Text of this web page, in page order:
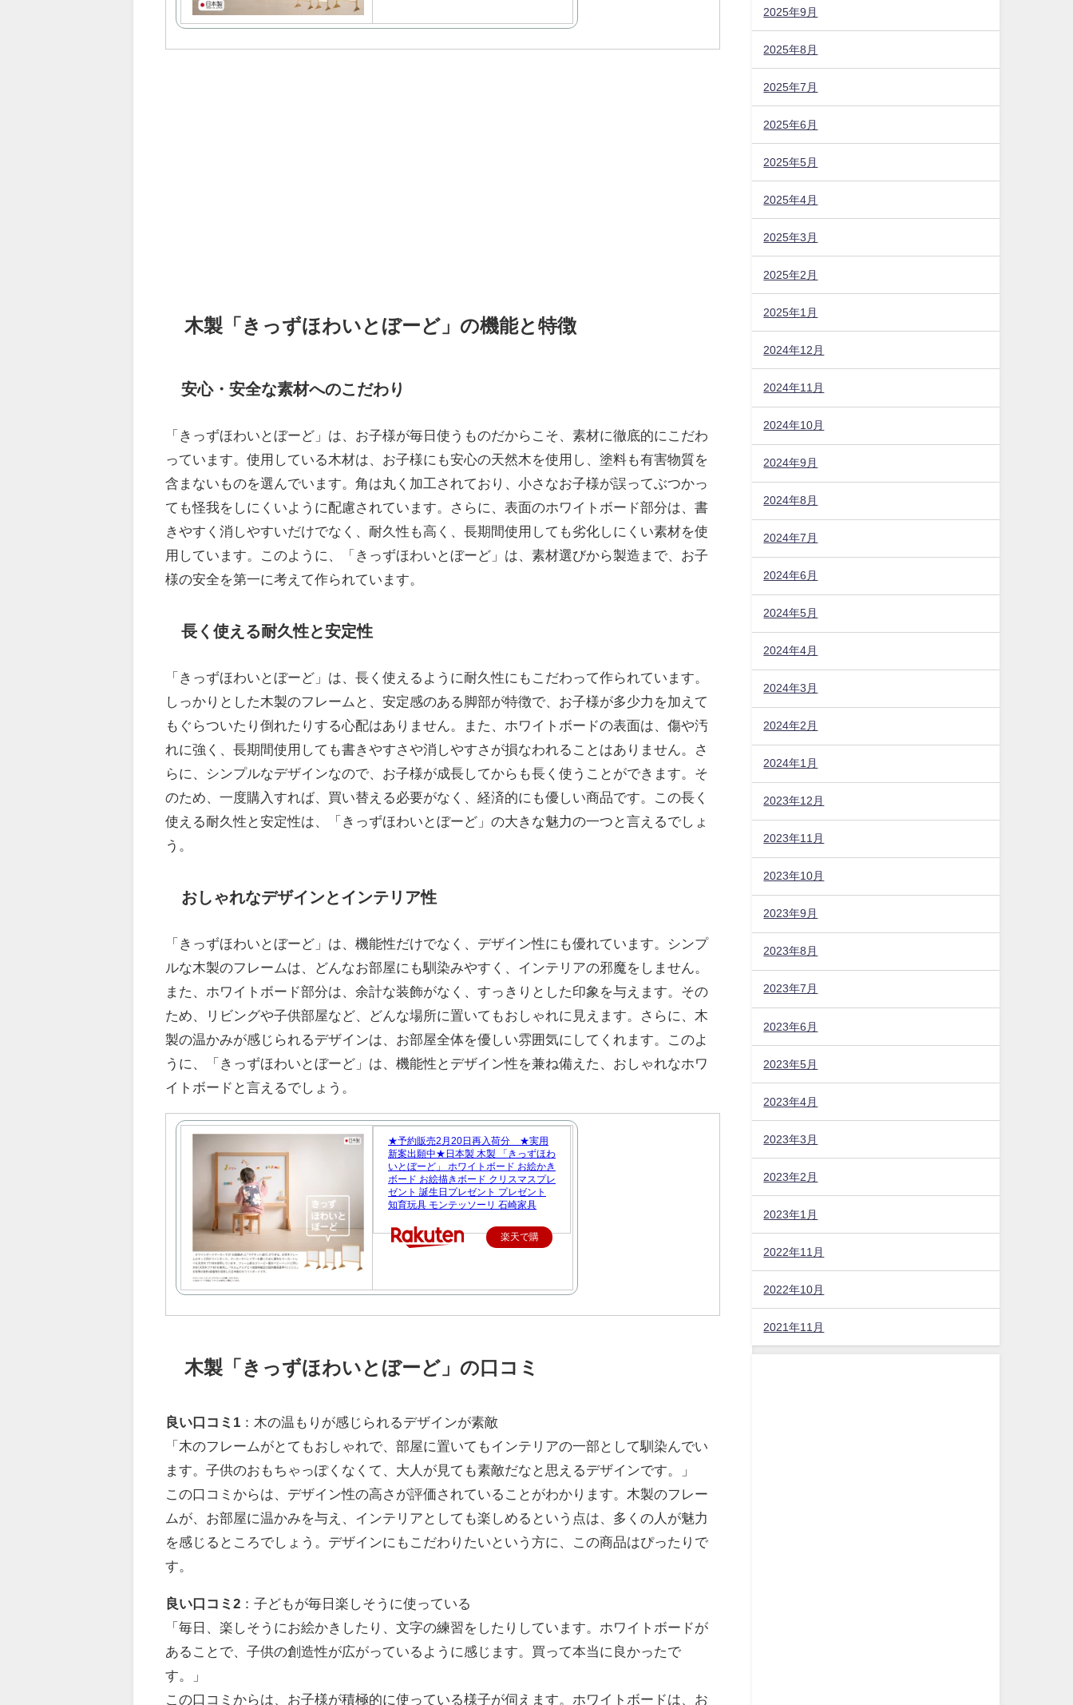
木製「きっずほわいとぼーど」の機能と特徴
安心・安全な素材へのこだわり
「きっずほわいとぼーど」は、お子様が毎日使うものだからこそ、素材に徹底的にこだわ
っています。使用している木材は、お子様にも安心の天然木を使用し、塗料も有害物質を
含まないものを選んでいます。角は丸く加工されており、小さなお子様が誤ってぶつかっ
ても怪我をしにくいように配慮されています。さらに、表面のホワイトボード部分は、書
きやすく消しやすいだけでなく、耐久性も高く、長期間使用しても劣化しにくい素材を使
用しています。このように、「きっずほわいとぼーど」は、素材選びから製造まで、お子
様の安全を第一に考えて作られています。
長く使える耐久性と安定性
「きっずほわいとぼーど」は、長く使えるように耐久性にもこだわって作られています。
しっかりとした木製のフレームと、安定感のある脚部が特徴で、お子様が多少力を加えて
もぐらついたり倒れたりする心配はありません。また、ホワイトボードの表面は、傷や汚
れに強く、長期間使用しても書きやすさや消しやすさが損なわれることはありません。さ
らに、シンプルなデザインなので、お子様が成長してからも長く使うことができます。そ
のため、一度購入すれば、買い替える必要がなく、経済的にも優しい商品です。この長く
使える耐久性と安定性は、「きっずほわいとぼーど」の大きな魅力の一つと言えるでしょ
う。
おしゃれなデザインとインテリア性
「きっずほわいとぼーど」は、機能性だけでなく、デザイン性にも優れています。シンプ
ルな木製のフレームは、どんなお部屋にも馴染みやすく、インテリアの邪魔をしません。
また、ホワイトボード部分は、余計な装飾がなく、すっきりとした印象を与えます。その
ため、リビングや子供部屋など、どんな場所に置いてもおしゃれに見えます。さらに、木
製の温かみが感じられるデザインは、お部屋全体を優しい雰囲気にしてくれます。このよ
うに、「きっずほわいとぼーど」は、機能性とデザイン性を兼ね備えた、おしゃれなホワ
イトボードと言えるでしょう。
★予約販売2月20日再入荷分 ★実用
新案出願中★日本製 木製 「きっずほわ
いとぼーど」 ホワイトボード お絵かき
ボード お絵描きボード クリスマスプレ
ゼント 誕生日プレゼント プレゼント
知育玩具 モンテッソーリ 石崎家具
楽天で購
木製「きっずほわいとぼーど」の口コミ
良い口コミ1 ：木の温もりが感じられるデザインが素敵
「木のフレームがとてもおしゃれで、部屋に置いてもインテリアの一部として馴染んでい
ます。子供のおもちゃっぽくなくて、大人が見ても素敵だなと思えるデザインです。」
この口コミからは、デザイン性の高さが評価されていることがわかります。木製のフレー
ムが、お部屋に温かみを与え、インテリアとしても楽しめるという点は、多くの人が魅力
を感じるところでしょう。デザインにもこだわりたいという方に、この商品はぴったりで
す。
良い口コミ2 ：子どもが毎日楽しそうに使っている
「毎日、楽しそうにお絵かきしたり、文字の練習をしたりしています。ホワイトボードが
あることで、子供の創造性が広がっているように感じます。買って本当に良かったで
す。」
この口コミからは、お子様が積極的に使っている様子が伺えます。ホワイトボードは、お
2025年9月
2025年8月
2025年7月
2025年6月
2025年5月
2025年4月
2025年3月
2025年2月
2025年1月
2024年12月
2024年11月
2024年10月
2024年9月
2024年8月
2024年7月
2024年6月
2024年5月
2024年4月
2024年3月
2024年2月
2024年1月
2023年12月
2023年11月
2023年10月
2023年9月
2023年8月
2023年7月
2023年6月
2023年5月
2023年4月
2023年3月
2023年2月
2023年1月
2022年11月
2022年10月
2021年11月